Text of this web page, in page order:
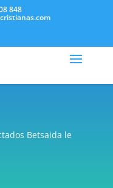
848
Betsaida le